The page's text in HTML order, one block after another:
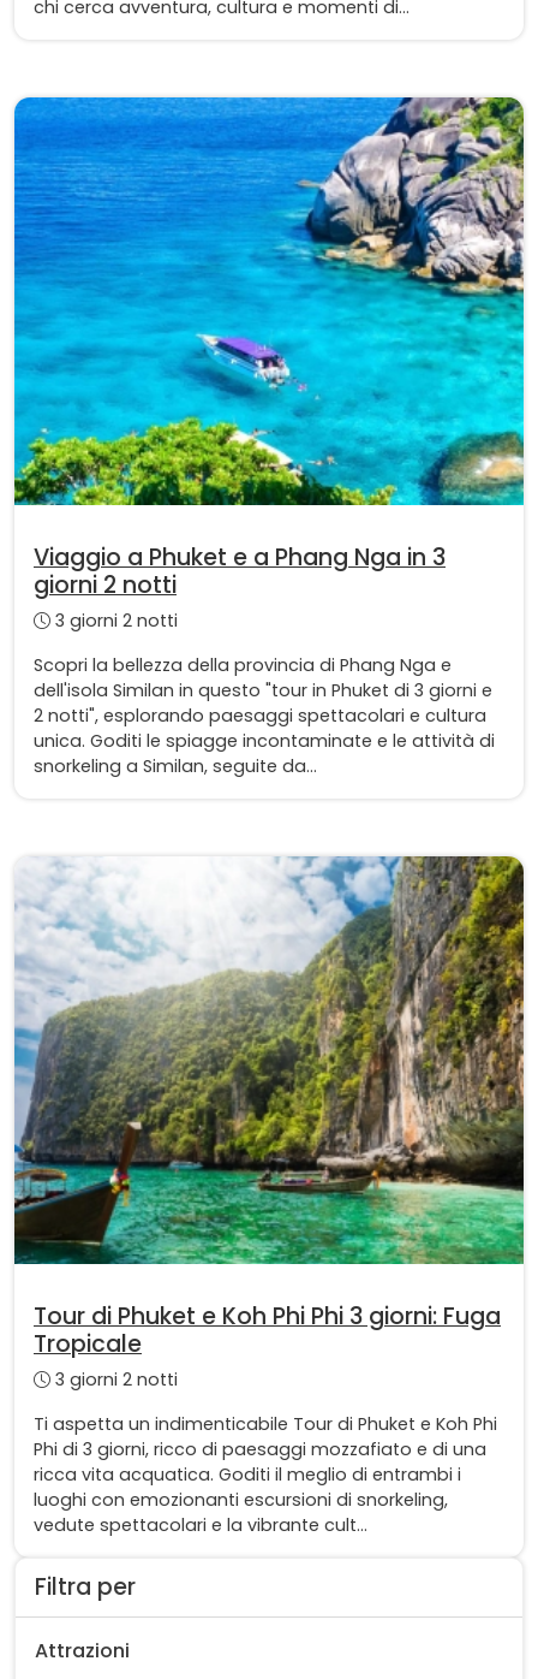
Filtra per
Attrazioni
chi cerca avventura, cultura e momenti di...
Viaggio a Phuket e a Phang Nga in 3
giorni 2 notti
3 giorni 2 notti
Scopri la bellezza della provincia di Phang Nga e
dell'isola Similan in questo "tour in Phuket di 3 giorni e
2 notti", esplorando paesaggi spettacolari e cultura
unica. Goditi le spiagge incontaminate e le attività di
snorkeling a Similan, seguite da...
Tour di Phuket e Koh Phi Phi 3 giorni: Fuga
Tropicale
3 giorni 2 notti
Ti aspetta un indimenticabile Tour di Phuket e Koh Phi
Phi di 3 giorni, ricco di paesaggi mozzafiato e di una
ricca vita acquatica. Goditi il meglio di entrambi i
luoghi con emozionanti escursioni di snorkeling,
vedute spettacolari e la vibrante cult...